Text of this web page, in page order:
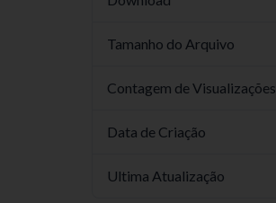
Tamanho do Arquivo
Contagem de Visualizações
Data de Criação
Ultima Atualização